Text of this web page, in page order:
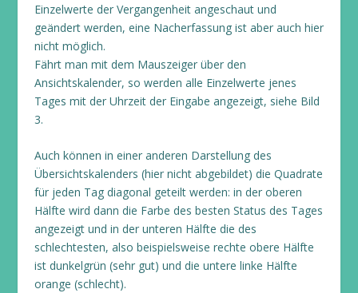
Einzelwerte der Vergangenheit angeschaut und
geändert werden, eine Nacherfassung ist aber auch hier
nicht möglich.
Fährt man mit dem Mauszeiger über den
Ansichtskalender, so werden alle Einzelwerte jenes
Tages mit der Uhrzeit der Eingabe angezeigt, siehe Bild
3.
Auch können in einer anderen Darstellung des
Übersichtskalenders (hier nicht abgebildet) die Quadrate
für jeden Tag diagonal geteilt werden: in der oberen
Hälfte wird dann die Farbe des besten Status des Tages
angezeigt und in der unteren Hälfte die des
schlechtesten, also beispielsweise rechte obere Hälfte
ist dunkelgrün (sehr gut) und die untere linke Hälfte
orange (schlecht).